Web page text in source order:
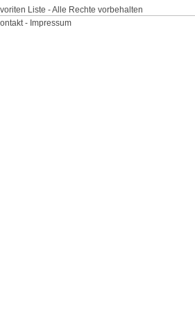
Liste - Alle Rechte vorbehalten
- Impressum